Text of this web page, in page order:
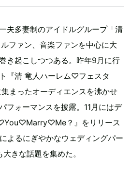
夫多妻制のアイドルグループ「清
ファン、音楽ファンを中心に大
き起こしつつある。昨年9月に行
『清 竜人ハーレム♡フェスタ
まったオーディエンスを沸かせ
フォーマンスを披露。11月にはデ
？』をリリース
よるにぎやかなウェディングパー
きな話題を集めた。